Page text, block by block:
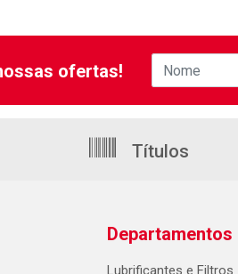
ofertas!
Títulos
Departamentos
Lubrificantes e Filtros